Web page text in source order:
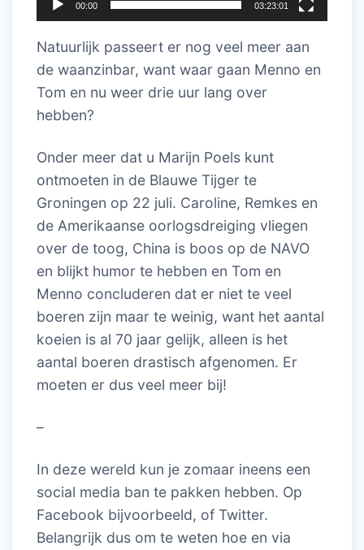
00:00 03:23:01
Natuurlijk passeert er nog veel meer aan
de waanzinbar, want waar gaan Menno en
Tom en nu weer drie uur lang over
hebben?
Onder meer dat u Marijn Poels kunt
ontmoeten in de Blauwe Tijger te
Groningen op 22 juli. Caroline, Remkes en
de Amerikaanse oorlogsdreiging vliegen
over de toog, China is boos op de NAVO
en blijkt humor te hebben en Tom en
Menno concluderen dat er niet te veel
boeren zijn maar te weinig, want het aantal
koeien is al 70 jaar gelijk, alleen is het
aantal boeren drastisch afgenomen. Er
moeten er dus veel meer bij!
–
In deze wereld kun je zomaar ineens een
social media ban te pakken hebben. Op
Facebook bijvoorbeeld, of Twitter.
Belangrijk dus om te weten hoe en via